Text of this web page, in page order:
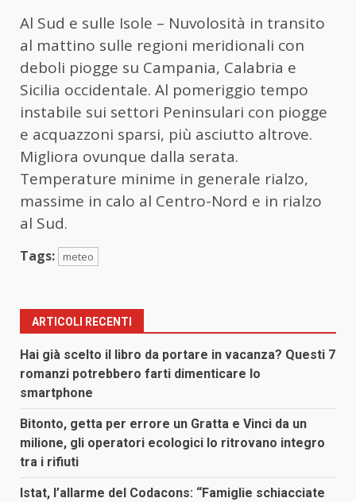
Al Sud e sulle Isole – Nuvolosità in transito
al mattino sulle regioni meridionali con
deboli piogge su Campania, Calabria e
Sicilia occidentale. Al pomeriggio tempo
instabile sui settori Peninsulari con piogge
e acquazzoni sparsi, più asciutto altrove.
Migliora ovunque dalla serata.
Temperature minime in generale rialzo,
massime in calo al Centro-Nord e in rialzo
al Sud.
Tags: meteo
ARTICOLI RECENTI
Hai già scelto il libro da portare in vacanza? Questi 7
romanzi potrebbero farti dimenticare lo
smartphone
Bitonto, getta per errore un Gratta e Vinci da un
milione, gli operatori ecologici lo ritrovano integro
tra i rifiuti
Istat, l’allarme del Codacons: “Famiglie schiacciate